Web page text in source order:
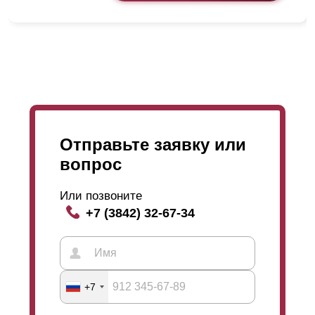
Высота металлической планки составляет 109 мм, но
Стоит обратить внимание также на то, что угол
обзора при просмотре сквозь
разным. На картинке, расположенной выше, можно
ознакомиться с вариантами обзора. К примеру, если
смотреть снаружи, то при направление взгляда вверх
можно увидеть лишь небо, но никак не участок. И
наоборот, если смотреть изнутри, то взгляд сверху
вниз открывает угол обзора нижней части. И так
можно увидеть, что происходит по ту сторону
Отправьте заявку или
вопрос
Или позвоните
+7 (3842) 32-67-34
+7